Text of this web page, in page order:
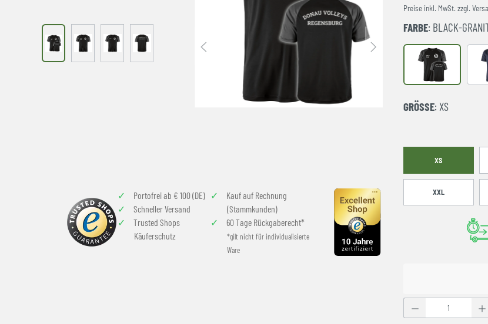
Portofrei ab € 100 (DE)
Schneller Versand
Trusted Shops
Käuferschutz
Kauf auf Rechnung
(Stammkunden)
60 Tage Rückgaberecht*
*gilt nicht für individualisierte
Ware
Preise inkl. MwSt. zzgl.
FARBE: BLACK-
Black-Granite
GRÖSSE : XS
XS
XXL
Produkt Anzahl: